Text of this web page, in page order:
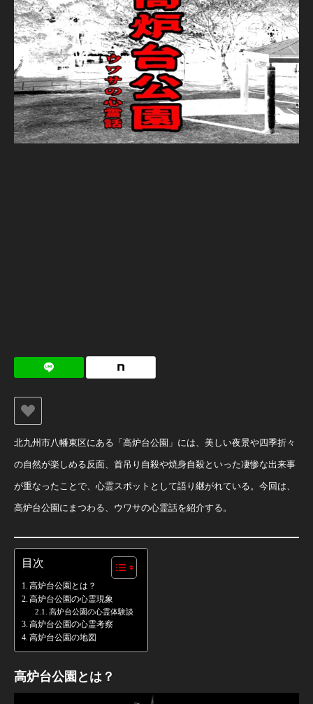
北九州市八幡東区にある「高炉台公園」には、美しい夜景や四季折々
の自然が楽しめる反面、首吊り自殺や焼身自殺といった凄惨な出来事
が重なったことで、心霊スポットとして語り継がれている。今回は、
高炉台公園にまつわる、ウワサの心霊話を紹介する。
目次
高炉台公園とは？
高炉台公園の心霊現象
高炉台公園の心霊体験談
高炉台公園の心霊考察
高炉台公園の地図
高炉台公園とは？